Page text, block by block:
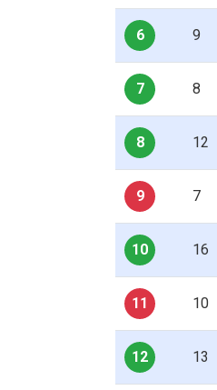
6 9
7 8
8 12
9 7
10 16
11 10
12 13